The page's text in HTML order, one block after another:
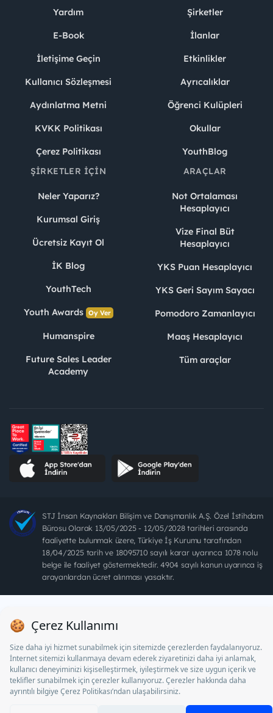
Yardım
E-Book
İletişime Geçin
Kullanıcı Sözleşmesi
Aydınlatma Metni
KVKK Politikası
Çerez Politikası
Şirketler
İlanlar
Etkinlikler
Ayrıcalıklar
Öğrenci Kulüpleri
Okullar
YouthBlog
ŞIRKETLER İÇIN
Neler Yaparız?
Kurumsal Giriş
Ücretsiz Kayıt Ol
İK Blog
YouthTech
Youth Awards Oy Ver
Humanspire
Future Sales Leader
Academy
ARAÇLAR
Not Ortalaması
Hesaplayıcı
Vize Final Büt
Hesaplayıcı
YKS Puan Hesaplayıcı
YKS Geri Sayım Sayacı
Pomodoro Zamanlayıcı
Maaş Hesaplayıcı
Tüm araçlar
STJ İnsan Kaynakları Bilişim ve Danışmanlık A.Ş. Özel İstihdam
Bürosu Olarak 13/05/2025 - 12/05/2028 tarihleri arasında
faaliyette bulunmak üzere, Türkiye İş Kurumu tarafından
18/04/2025 tarih ve 18095710 sayılı karar uyarınca 1078 nolu
belge ile faaliyet göstermektedir. 4904 sayılı kanun uyarınca iş
arayanlardan ücret alınması yasaktır.